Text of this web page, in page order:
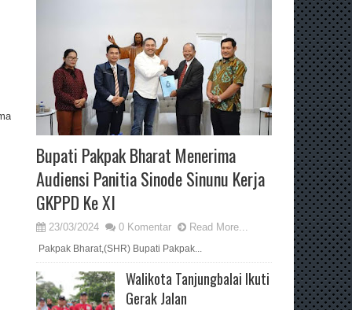
Bupati Pakpak Bharat Menerima
Audiensi Panitia Sinode Sinunu Kerja
GKPPD Ke XI
23/03/2024 0 Komentar Read More...
Pakpak Bharat,(SHR) Bupati Pakpak...
Walikota Tanjungbalai Ikuti
Gerak Jalan